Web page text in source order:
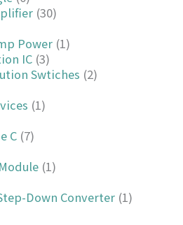
(30)
Power (1)
IC (3)
Swtiches (2)
(1)
C (7)
(1)
Down Converter (1)